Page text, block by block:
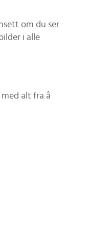
om du ser
i alle
alt fra å